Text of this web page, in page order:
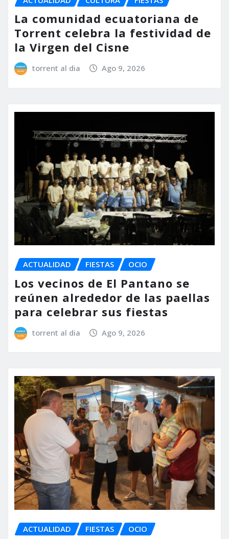
La comunidad ecuatoriana de
Torrent celebra la festividad de
la Virgen del Cisne
torrent al dia Ago 9, 2026
ACTUALIDAD FIESTAS OCIO
Los vecinos de El Pantano se
reúnen alrededor de las paellas
para celebrar sus fiestas
torrent al dia Ago 9, 2026
ACTUALIDAD FIESTAS OCIO